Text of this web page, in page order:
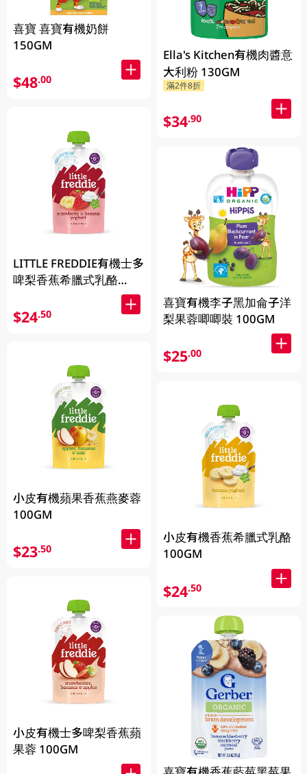
喜寶 喜寶有機奶餅
150GM
$48.00
LITTLE FREDDIE有機士多
啤梨香蕉希臘式乳酪
$24.50
小皮有機蘋果香蕉燕麥蓉
100GM
$23.50
小皮有機士多啤梨香蕉蘋
果蓉 100GM
Ella's Kitchen有機肉醬意
大利粉 130GM
滿2件8折
$34.90
喜寶有機李子黑加侖子洋
梨果蓉唧唧裝 100GM
$25.00
小皮有機香蕉希臘式乳酪
100GM
$24.50